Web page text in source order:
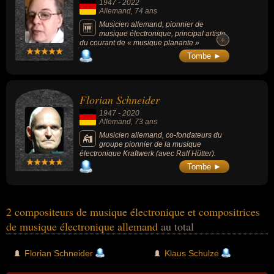
1947 - 2022
Allemand, 74 ans
Musicien allemand, pionnier de
musique électronique, principal artiste
du courant de « musique planante »
électronique ayant un succès mondial au
milieu de la décennie 1970 grâce au groupe
+
+
Tombe ►
Florian Schneider
1947 - 2020
Allemand , 73 ans
Musicien allemand, co-fondateurs du
groupe pionnier de la musique
électronique Kraftwerk (avec Ralf Hütter).
Tombe ►
2 compositeurs de musique électronique et compositrices
de musique électronique allemand au total
Florian Schneider Klaus Schulze